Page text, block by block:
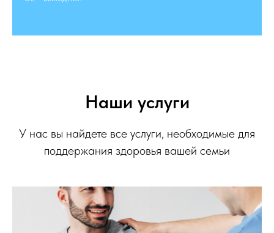
Наши услуги
У нас вы найдете все услуги, необходимые для
поддержания здоровья вашей семьи